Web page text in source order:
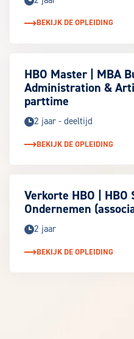
BEKIJK DE OPLEIDING
HBO Master | MBA
Administration &
parttime
2 jaar - deeltijd
BEKIJK DE OPLEIDING
Verkorte HBO |
Ondernemen
2 jaar
BEKIJK DE OPLEIDING